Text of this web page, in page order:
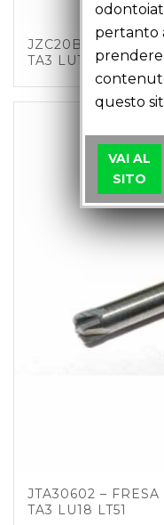
JZC20B01 –
TA3 LU14 LT35
JTA30602 –
TA3 LU18 LT51
pertanto
prendere
questo
VAI AL
SITO